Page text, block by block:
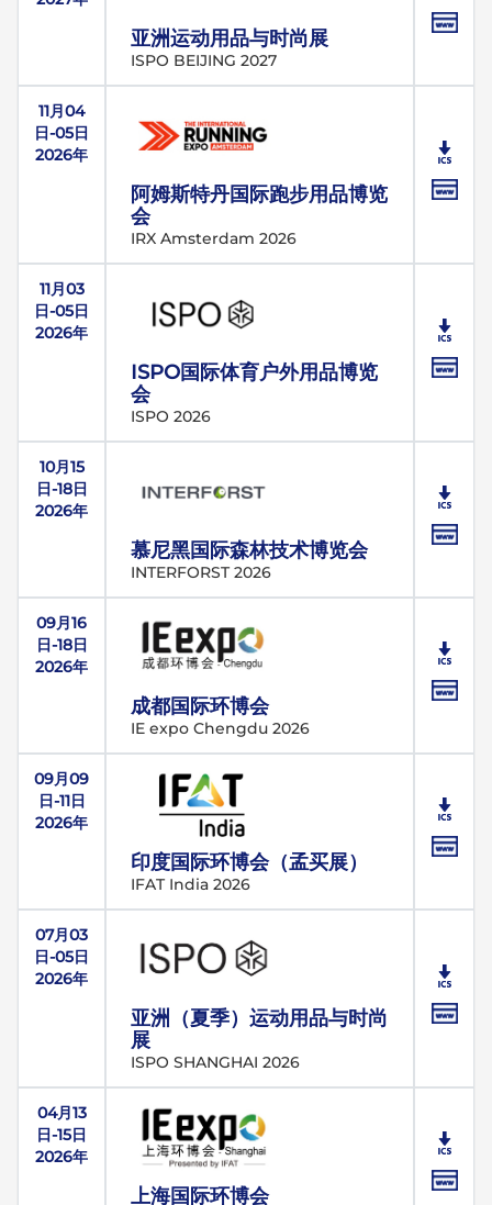
亚洲运动用品与时尚展
ISPO BEIJING 2027
11月04
日-05日
2026年
阿姆斯特丹国际跑步用品博览
会
IRX Amsterdam 2026
11月03
日-05日
2026年
ISPO国际体育户外用品博览
会
ISPO 2026
10月15
日-18日
2026年
慕尼黑国际森林技术博览会
INTERFORST 2026
09月16
日-18日
2026年
成都国际环博会
IE expo Chengdu 2026
09月09
日-11日
2026年
印度国际环博会（孟买展）
IFAT India 2026
07月03
日-05日
2026年
亚洲（夏季）运动用品与时尚
展
ISPO SHANGHAI 2026
04月13
日-15日
2026年
上海国际环博会